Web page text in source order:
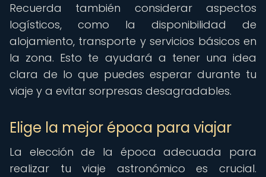
Recuerda también considerar aspectos
logísticos, como la disponibilidad de
alojamiento, transporte y servicios básicos en
la zona. Esto te ayudará a tener una idea
clara de lo que puedes esperar durante tu
viaje y a evitar sorpresas desagradables.
Elige la mejor época para viajar
La elección de la época adecuada para
realizar tu viaje astronómico es crucial.